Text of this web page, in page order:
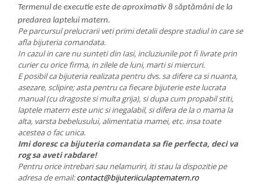
Termenul de executie este de aproximativ 8 săptămâni de la
predarea laptelui matern.
Pe parcursul prelucrarii veti primi detalii despre stadiul in care se
afla bijuteria comandata.
In cazul in care nu sunteti din Iasi, incluziunile pot fi livrate prin
curier cu orice firma, in zilele de luni, marti si miercuri.
E posibil ca bijuteria realizata pentru dvs. sa difere ca si nuanta,
asezare, sclipire; asta pentru ca fiecare bijuterie este lucrata
manual (cu dragoste si multa grija), si dupa cum propabil stiti,
laptele matern este unic si inegalabil, si difera de la o mama la
alta, varsta bebelusului, alimentatia mamei, etc. insa toate
acestea o fac unica.
Imi doresc ca bijuteria comandata sa fie perfecta, deci va
rog sa aveti rabdare!
Pentru orice intrebari sau nelamuriri, iti stau la dispozitie pe
adresa de email:contact@bijuteriiculaptematern.ro